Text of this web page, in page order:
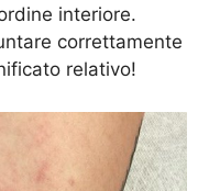
interiore.
correttamente
relativo!